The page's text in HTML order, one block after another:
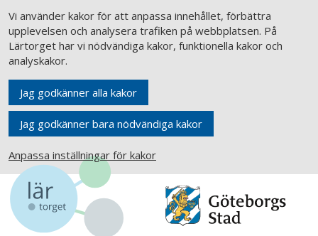
Vi använder kakor för att anpassa innehållet, förbättra
upplevelsen och analysera trafiken på webbplatsen. På
Lärtorget har vi nödvändiga kakor, funktionella kakor och
analyskakor.
Jag godkänner alla kakor
Jag godkänner bara nödvändiga kakor
Anpassa inställningar för kakor